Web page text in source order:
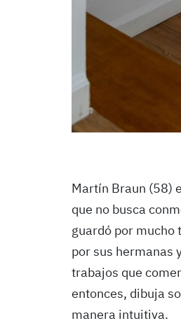
Martín Braun (58)
que no busca
guardó por mucho
por sus hermanas
trabajos que
entonces, dibuja
manera intuitiva.